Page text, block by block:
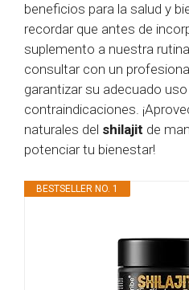
beneficios para la salud y
recordar que antes de
suplemento a nuestra
consultar con un
garantizar su adecuado
contraindicaciones.
naturales del shilajit de
potenciar tu bienestar!
BESTSELLER NO. 1